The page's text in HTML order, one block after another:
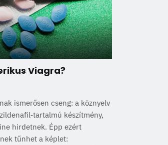
Viagra?
ismerősen cseng: a köznyelv
készítmény,
hirdetnek. Épp ezért
tűnhet a képlet: